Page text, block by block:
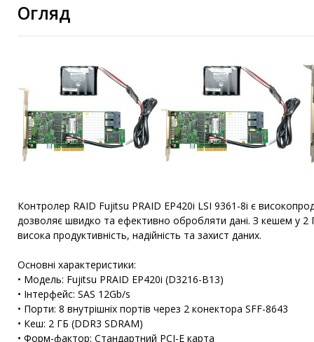
Огляд
Контролер RAID Fujitsu PRAID EP420i LSI 9361-8i є
дозволяє швидко та ефективно обробляти дані. З кешем у 2
висока продуктивність, надійність та захист даних.
Основні характеристики:
• Модель: Fujitsu PRAID EP420i (D3216-B13)
• Інтерфейс: SAS 12Gb/s
• Порти: 8 внутрішніх портів через 2 конектора SFF-8643
• Кеш: 2 ГБ (DDR3 SDRAM)
• Форм-фактор: Стандартний PCI-E карта